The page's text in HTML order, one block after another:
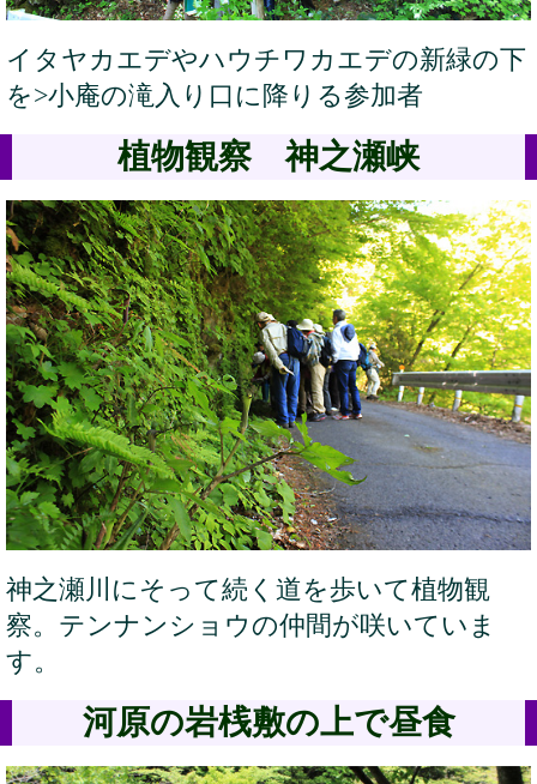
イタヤカエデやハウチワカエデの新緑の下
を>小庵の滝入り口に降りる参加者
植物観察 神之瀬峡
神之瀬川にそって続く道を歩いて植物観
察。テンナンショウの仲間が咲いていま
す。
河原の岩桟敷の上で昼食